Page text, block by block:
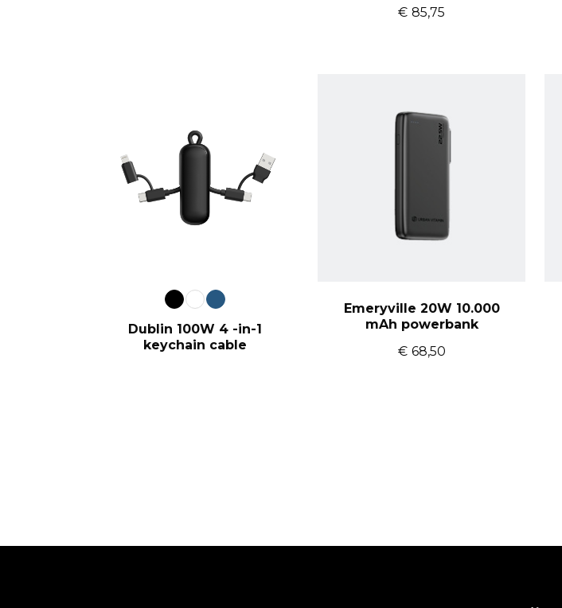
€ 85,75
Dublin 100W 4 -in-1
keychain cable
Emeryville 20W 10.000
mAh powerbank
€ 68,50